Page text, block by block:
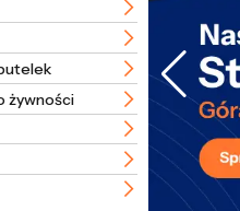
żywności